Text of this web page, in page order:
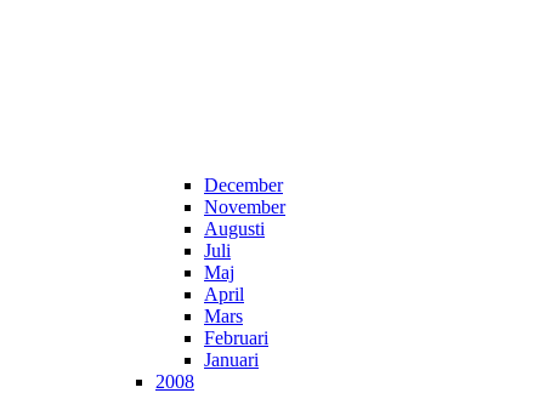
December
November
Augusti
Juli
Maj
April
Mars
Februari
Januari
2008